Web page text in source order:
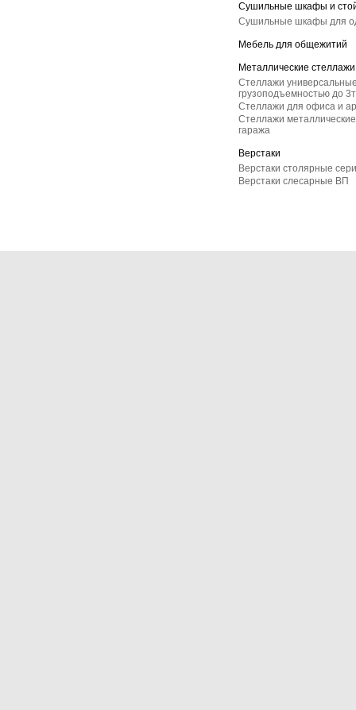
Сушильные шкафы и
Сушильные шкафы для
Мебель для общежитий
Металлические стеллажи
Стеллажи
грузоподъемностью до
Стеллажи для офиса и
Стеллажи
гаража
Верстаки
Верстаки столярные
Верстаки слесарные ВП